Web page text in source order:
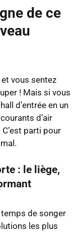
de ce
vous sentez
! Mais si vous
d’entrée en un
d’air
parti pour
: le liège,
de songer
les plus